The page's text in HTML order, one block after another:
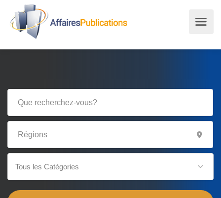
Tous les Catégories